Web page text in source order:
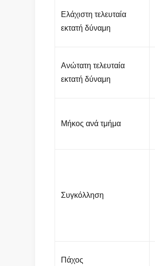
Ελάχιστη τελευταία
εκτατή δύναμη
Ανώτατη τελευταία
εκτατή δύναμη
Μήκος ανά τμήμα
Συγκόλληση
Πάχος